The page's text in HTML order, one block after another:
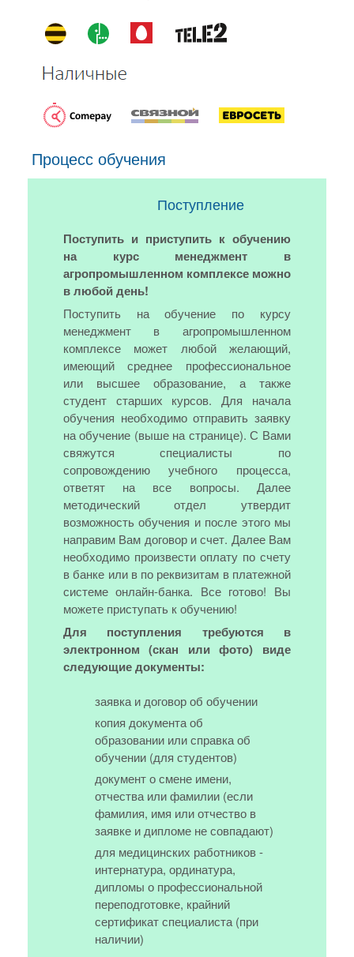
Процесс обучения
Поступление
Поступить и приступить к обучению
на курс менеджмент в
агропромышленном комплексе можно
в любой день!
Поступить на обучение по курсу
менеджмент в агропромышленном
комплексе может любой желающий,
имеющий среднее профессиональное
или высшее образование, а также
студент старших курсов. Для начала
обучения необходимо отправить заявку
на обучение (выше на странице). С Вами
свяжутся специалисты по
сопровождению учебного процесса,
ответят на все вопросы. Далее
методический отдел утвердит
возможность обучения и после этого мы
направим Вам договор и счет. Далее Вам
необходимо произвести оплату по счету
в банке или в по реквизитам в платежной
системе онлайн-банка. Все готово! Вы
можете приступать к обучению!
Для поступления требуются в
электронном (скан или фото) виде
следующие документы:
заявка и договор об обучении
копия документа об
образовании или справка об
обучении (для студентов)
документ о смене имени,
отчества или фамилии (если
фамилия, имя или отчество в
заявке и дипломе не совпадают)
для медицинских работников -
интернатура, ординатура,
дипломы о профессиональной
переподготовке, крайний
сертификат специалиста (при
наличии)